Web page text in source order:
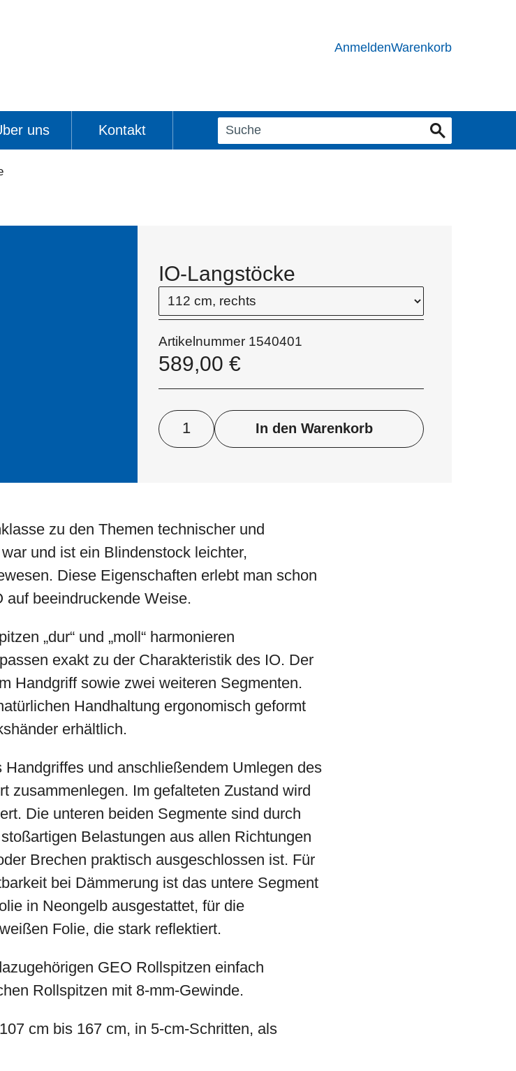
AnmeldenWarenkorb
uns Kontakt
IO-Langstöcke
Artikelnummer 1540401
589,00 €
In den Warenkorb
zu den Themen technischer und
und ist ein Blindenstock leichter,
Diese Eigenschaften erlebt man schon
auf beeindruckende Weise.
„dur“ und „moll“ harmonieren
exakt zu der Charakteristik des IO. Der
Handgriff sowie zwei weiteren Segmenten.
Handhaltung ergonomisch geformt
erhältlich.
und anschließendem Umlegen des
zusammenlegen. Im gefalteten Zustand wird
Die unteren beiden Segmente sind durch
Belastungen aus allen Richtungen
Brechen praktisch ausgeschlossen ist. Für
bei Dämmerung ist das untere Segment
in Neongelb ausgestattet, für die
Folie, die stark reflektiert.
GEO Rollspitzen einfach
Rollspitzen mit 8-mm-Gewinde.
cm bis 167 cm, in 5-cm-Schritten, als